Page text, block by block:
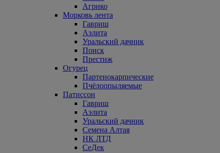
Агрико
Морковь лента
Гавриш
Аэлита
Уральский дачник
Поиск
Престиж
Огурец
Партенокарпические
Пчёлоопыляемые
Патиссон
Гавриш
Аэлита
Уральский дачник
Семена Алтая
НК ЛТД
СеДек